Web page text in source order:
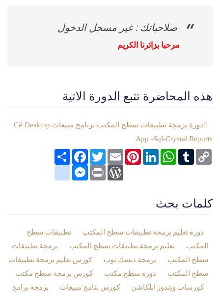
صلاحياتك : غير مسجل الدخول
مرحبا بزائرنا الكريم
هذه المحاضرة تتبع الدورة الاتية
دورة برمجة تطبيقات سطح المكتب برنامج مبيعات C# Desktop
App -Sql-Crystal Reports
انشر
FacebookTwitterEmail
PinterestLinkedIn
WhatsAppTumblr Copy
Link
google_bookmarksMessenger Print
WordPress
كلمات بحث
دورة تعليم برمجة تطبيقات سطح المكتب
تطبيقات سطح
المكتب
تعليم برمجة تطبيقات سطح المكتب
برمجة تطبيقات
سطح المكتب
برمجة ديسك توب
كورس تعليم برمجة تطبيقات
سطح المكتب
دورة سطح مكتب
كورس برمجة سطح مكتب
كورسات ويندوز ابلكاشن
كورس بنامج مبيعات
برمجة برامج